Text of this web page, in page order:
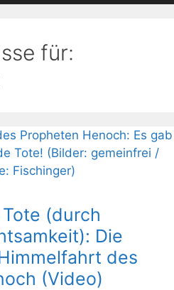
für:
(durch
Die
des
(Video)